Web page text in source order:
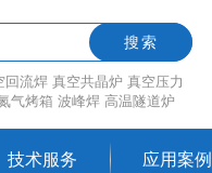
搜索
回流焊 真空共晶炉 真空压力
气烤箱 波峰焊 高温隧道炉
技术服务 应用案例